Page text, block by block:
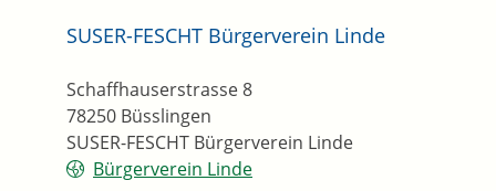
SUSER-FESCHT Bürgerverein Linde
SUSER-FESCHT Bürgerverein Linde
Schaffhauserstrasse 8
78250 Büsslingen
Bürgerverein Linde